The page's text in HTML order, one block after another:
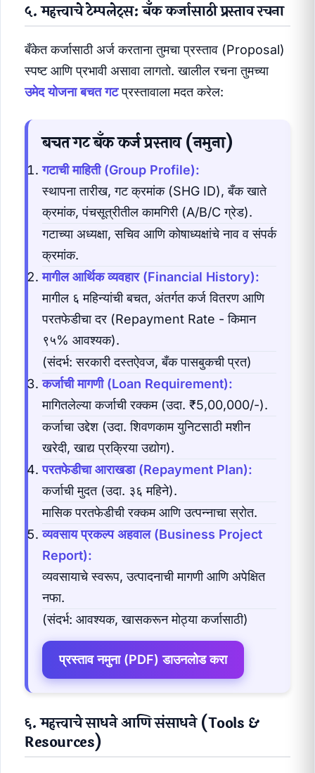
५. महत्त्वाचे टेम्पलेट्स: बँक कर्जासाठी प्रस्ताव रचना
बँकेत कर्जासाठी अर्ज करताना तुमचा प्रस्ताव (Proposal)
स्पष्ट आणि प्रभावी असावा लागतो. खालील रचना तुमच्या
उमेद योजना बचत गटप्रस्तावाला मदत करेल:
बचत गट बँक कर्ज प्रस्ताव (नमुना)
गटाची माहिती (Group Profile):
स्थापना तारीख, गट क्रमांक (SHG ID), बँक खाते
क्रमांक, पंचसूत्रीतील कामगिरी (A/B/C ग्रेड).
गटाच्या अध्यक्षा, सचिव आणि कोषाध्यक्षांचे नाव व संपर्क
क्रमांक.
मागील आर्थिक व्यवहार (Financial History):
मागील ६ महिन्यांची बचत, अंतर्गत कर्ज वितरण आणि
परतफेडीचा दर (Repayment Rate - किमान
९५% आवश्यक).
(संदर्भ: सरकारी दस्तऐवज, बँक पासबुकची प्रत)
कर्जाची मागणी (Loan Requirement):
मागितलेल्या कर्जाची रक्कम (उदा. ₹5,00,000/-).
कर्जाचा उद्देश (उदा. शिवणकाम युनिटसाठी मशीन
खरेदी, खाद्य प्रक्रिया उद्योग).
परतफेडीचा आराखडा (Repayment Plan):
कर्जाची मुदत (उदा. ३६ महिने).
मासिक परतफेडीची रक्कम आणि उत्पन्नाचा स्रोत.
व्यवसाय प्रकल्प अहवाल (Business Project
Report):
व्यवसायाचे स्वरूप, उत्पादनाची मागणी आणि अपेक्षित
नफा.
(संदर्भ: आवश्यक, खासकरून मोठ्या कर्जासाठी)
प्रस्ताव नमुना (PDF) डाउनलोड करा
६. महत्त्वाचे साधने आणि संसाधने (Tools &
Resources)